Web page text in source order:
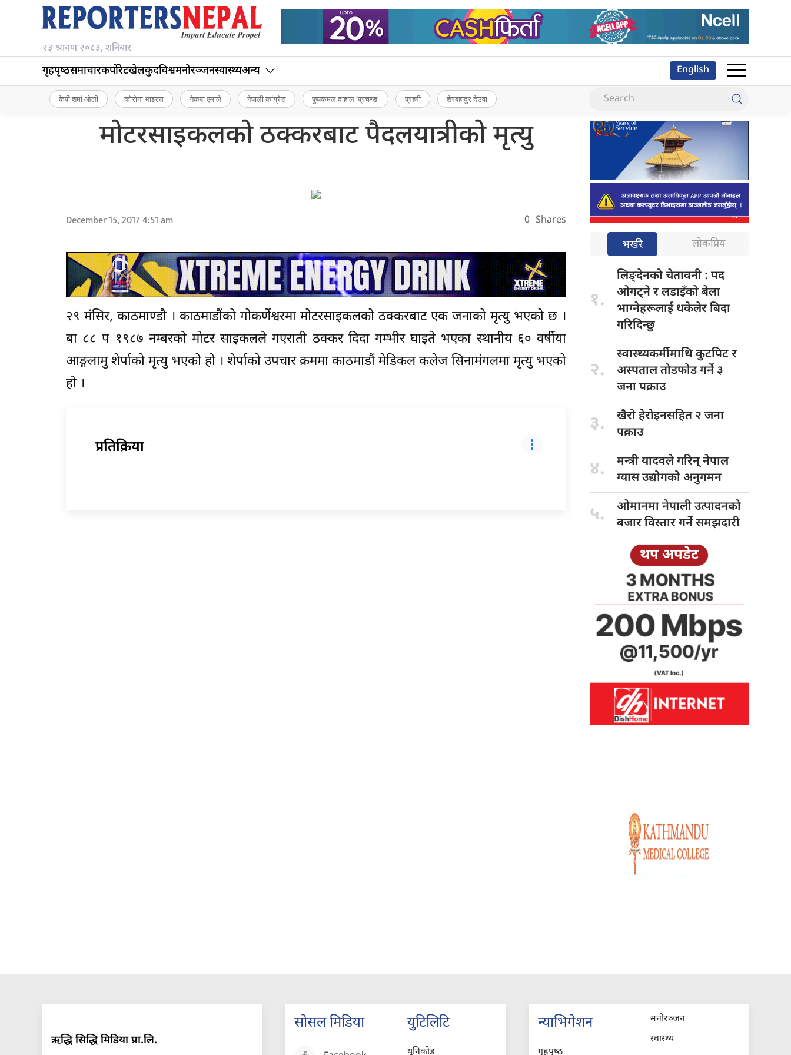
२३ श्रावण २०८३, शनिबार
गृहपृष्‍ठसमाचारकर्पोरेटखेलकुदविश्वमनोरञ्जनस्वास्थ्यअन्य English
केपी शर्मा ओली कोरोना भाइरस नेकपा एमाले नेपाली कांग्रेस पुष्पकमल दाहाल ‘प्रचण्ड’ प्रहरी शेरबहादुर देउवा
मोटरसाइकलको ठक्करबाट पैदलयात्रीको मृत्यु
December 15, 2017 4:51 am 0 Shares
२९ मंसिर, काठमाण्डौ । काठमाडौंको गोकर्णेश्वरमा मोटरसाइकलको ठक्करबाट एक जनाको मृत्यु भएको छ ।
बा ८८ प १९८७ नम्बरको मोटर साइकलले गएराती ठक्कर दिदा गम्भीर घाइते भएका स्थानीय ६० वर्षीया
आङ्गलामु शेर्पाको मृत्यु भएको हो । शेर्पाको उपचार क्रममा काठमाडौं मेडिकल कलेज सिनामंगलमा मृत्यु भएको
हो ।
प्रतिक्रिया
भर्खरै लोकप्रिय
१.
लिङ्देनको चेतावनी : पद
ओगट्ने र लडाइँको बेला
भाग्नेहरूलाई धकेलेर बिदा
गरिदिन्छु
२.
स्वास्थ्यकर्मीमाथि कुटपिटर
अस्पताल तोडफोड गर्ने ३
जना पक्राउ
३. खैरो हेरोइनसहित२ जना
पक्राउ
४. मन्त्री यादवलेगरिन् नेपाल
ग्यास उद्योगको अनुगमन
५. ओमानमा नेपालीउत्पादनको
बजार विस्तार गर्ने समझदारी
थप अपडेट
ऋद्धि सिद्धि मिडिया प्रा.लि.
सोसल मिडिया युटिलिटि
युनिकोड
न्याभिगेशन
गृहपृष्‍ठ
मनोरञ्जन
स्वास्थ्य